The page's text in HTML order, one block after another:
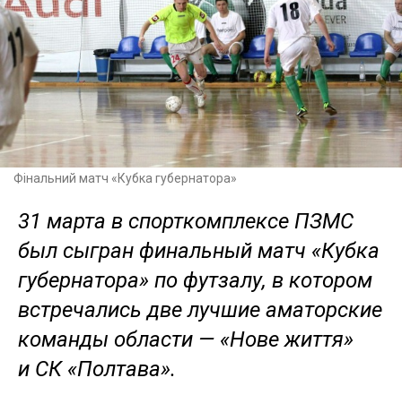
Фінальний матч «Кубка губернатора»
31 марта в спорткомплексе ПЗМС
был сыгран финальный матч «Кубка
губернатора» по футзалу, в котором
встречались две лучшие аматорские
команды области — «Нове життя»
и СК «Полтава».